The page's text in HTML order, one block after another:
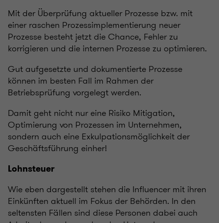
Mit der Überprüfung aktueller Prozesse bzw. mit
einer raschen Prozessimplementierung neuer
Prozesse besteht jetzt die Chance, Fehler zu
korrigieren und die internen Prozesse zu optimieren.
Gut aufgesetzte und dokumentierte Prozesse
können im besten Fall im Rahmen der
Betriebsprüfung vorgelegt werden.
Damit geht nicht nur eine Risiko Mitigation,
Optimierung von Prozessen im Unternehmen,
sondern auch eine Exkulpationsmöglichkeit der
Geschäftsführung einher!
Lohnsteuer
Wie eben dargestellt stehen die Influencer mit ihren
Einkünften aktuell im Fokus der Behörden. In den
seltensten Fällen sind diese Personen dabei auch